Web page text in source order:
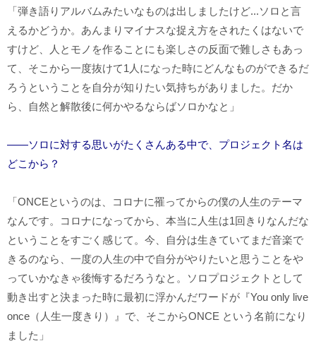
「弾き語りアルバムみたいなものは出しましたけど...ソロと言
えるかどうか。あんまりマイナスな捉え方をされたくはないで
すけど、人とモノを作ることにも楽しさの反面で難しさもあっ
て、そこから一度抜けて1人になった時にどんなものができるだ
ろうということを自分が知りたい気持ちがありました。だか
ら、自然と解散後に何かやるならばソロかなと」
――ソロに対する思いがたくさんある中で、プロジェクト名は
どこから？
「ONCEというのは、コロナに罹ってからの僕の人生のテーマ
なんです。コロナになってから、本当に人生は1回きりなんだな
ということをすごく感じて。今、自分は生きていてまだ音楽で
きるのなら、一度の人生の中で自分がやりたいと思うことをや
っていかなきゃ後悔するだろうなと。ソロプロジェクトとして
動き出すと決まった時に最初に浮かんだワードが『You only live
once（人生一度きり）』で、そこからONCE という名前になり
ました」